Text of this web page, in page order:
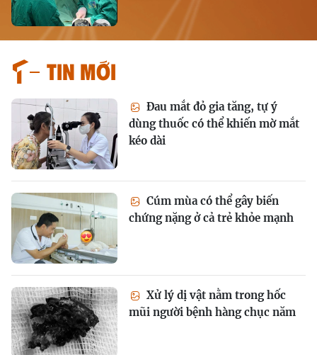
Tin mới
Đau mắt đỏ gia tăng, tự ý
dùng thuốc có thể khiến mờ mắt
kéo dài
Cúm mùa có thể gây biến
chứng nặng ở cả trẻ khỏe mạnh
Xử lý dị vật nằm trong hốc
mũi người bệnh hàng chục năm